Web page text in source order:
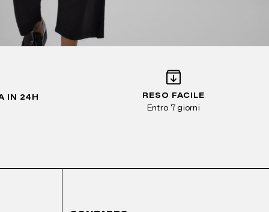
IN 24H
RESO FACILE
Entro 7 giorni